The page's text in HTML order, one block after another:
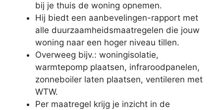
bij je thuis de woning opnemen.
Hij biedt een aanbevelingen-rapport met
alle duurzaamheidsmaatregelen die jouw
woning naar een hoger niveau tillen.
Overweeg bijv.: woningisolatie,
warmtepomp plaatsen, infraroodpanelen,
zonneboiler laten plaatsen, ventileren met
WTW.
Per maatregel krijg je inzicht in de